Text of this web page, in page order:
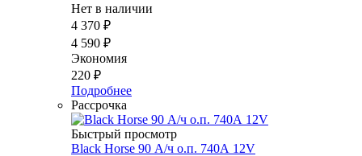
Нет в наличии
4 370 ₽
4 590 ₽
Экономия
220 ₽
Подробнее
Рассрочка
Быстрый просмотр
Black Horse 90 А/ч о.п. 740А 12V